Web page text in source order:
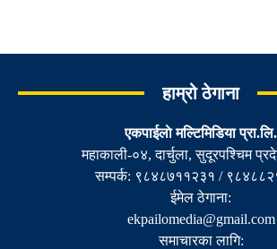
हाम्रो ठेगाना
एकपाईलाे मल्टिमिडिया प्रा.लि.
महाकाली-०४, दार्चुला, सुदूरपश्चिम
सम्पर्क: ९८४८७११२३१ /
ईमेल ठेगाना:
ekpailomedia@gmail.com
समाचारका लागि: